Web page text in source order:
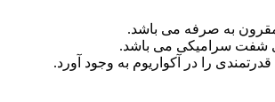
به صرفه می باشد.
شفت سرامیکی می باشد.
را در آکواریوم به وجود آورد.